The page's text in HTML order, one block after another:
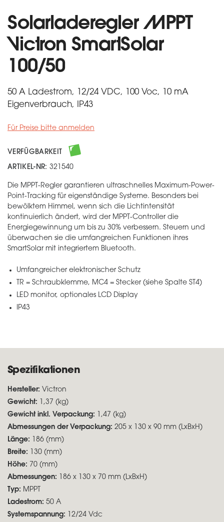
Solarladeregler MPPT
Victron SmartSolar
100/50
50 A Ladestrom, 12/24 VDC, 100 Voc, 10 mA
Eigenverbrauch, IP43
Für Preise bitte anmelden
VERFÜGBARKEIT
ARTIKEL-NR: 321540
Die MPPT-Regler garantieren ultraschnelles Maximum-Power-
Point-Tracking für eigenständige Systeme. Besonders bei
bewölktem Himmel, wenn sich die Lichtintensität
kontinuierlich ändert, wird der MPPT-Controller die
Energiegewinnung um bis zu 30% verbessern. Steuern und
überwachen sie die umfangreichen Funktionen ihres
SmartSolar mit integriertem Bluetooth.
Umfangreicher elektronischer Schutz
TR = Schraubklemme, MC4 = Stecker (siehe Spalte ST4)
LED monitor, optionales LCD Display
IP43
Spezifikationen
Hersteller: Victron
Gewicht: 1,37 (kg)
Gewicht inkl. Verpackung: 1,47 (kg)
Abmessungen der Verpackung: 205 x 130 x 90 mm (LxBxH)
Länge: 186 (mm)
Breite: 130 (mm)
Höhe: 70 (mm)
Abmessungen: 186 x 130 x 70 mm (LxBxH)
Typ: MPPT
Ladestrom: 50 A
Systemspannung: 12/24 Vdc